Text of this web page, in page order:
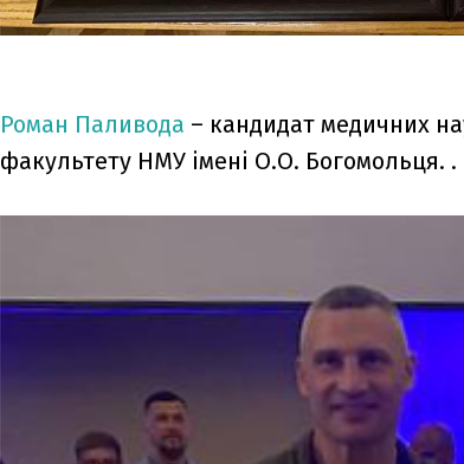
Роман Паливода – кандидат медичних
факультету НМУ імені О.О. Богомольця. .